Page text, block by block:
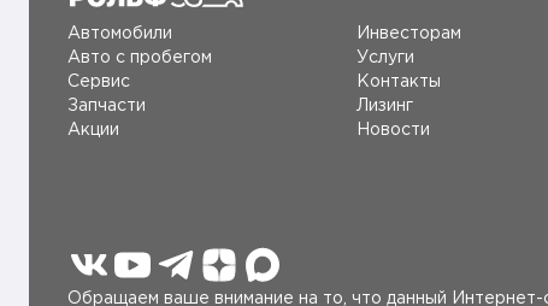
Автомобили
Авто c пробегом
Сервис
Запчасти
Акции
Инвесторам
Услуги
Контакты
Лизинг
Новости
Обращаем ваше внимание на то, что данный Интернет-